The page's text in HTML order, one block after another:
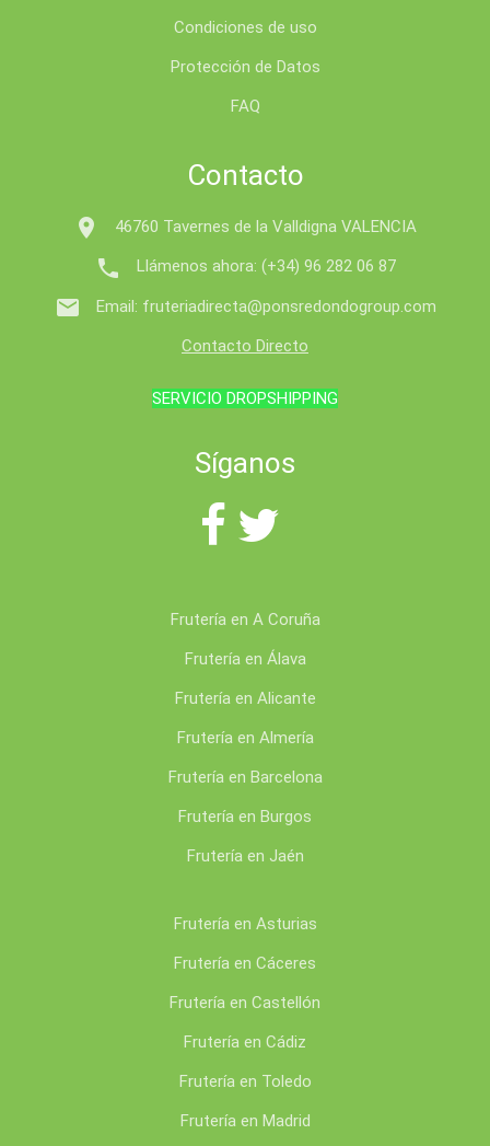
Condiciones de uso
Protección de Datos
FAQ
Contacto
 46760 Tavernes de la Valldigna VALENCIA
 Llámenos ahora: (+34) 96 282 06 87
 Email: fruteriadirecta@ponsredondogroup.com
Contacto Directo
SERVICIO DROPSHIPPING
Síganos
Frutería en A Coruña
Frutería en Álava
Frutería en Alicante
Frutería en Almería
Frutería en Barcelona
Frutería en Burgos
Frutería en Jaén
Frutería en Asturias
Frutería en Cáceres
Frutería en Castellón
Frutería en Cádiz
Frutería en Toledo
Frutería en Madrid